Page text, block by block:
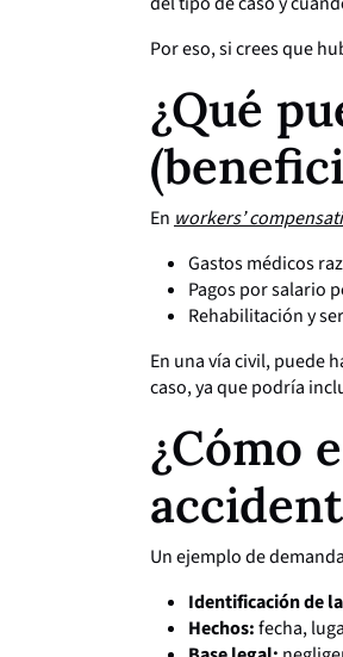
Por eso, si crees que
¿Qué
En workers’
Gastos médicos
Pagos por salario
Rehabilitación y
En una vía civil, puede
caso, ya que podría
¿Cómo
Un ejemplo de
Identificación de
Hechos:fecha,